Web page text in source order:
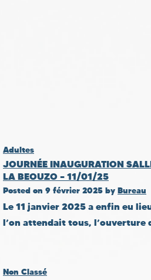
Adultes
JOURNÉE INAUGURATION
LA BEOUZO – 11/01/25
Posted on 9 février 2025 by Bureau
Le 11 janvier 2025 a enfin eu
l’on attendait tous, l’ouverture
Non Classé